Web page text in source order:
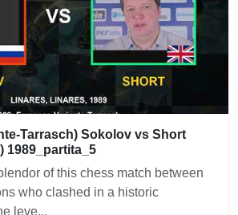
Tarrasch) Sokolov vs Short
1989_partita_5
of this chess match between
who clashed in a historic
leve...